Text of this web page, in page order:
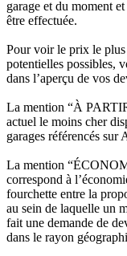
garage et du moment
être effectuée.
Pour voir le prix le plus
potentielles possibles,
dans l’aperçu de vos
La mention “À
actuel le moins cher
garages référencés sur
La mention
correspond à
fourchette entre la
au sein de laquelle un
fait une demande de
dans le rayon